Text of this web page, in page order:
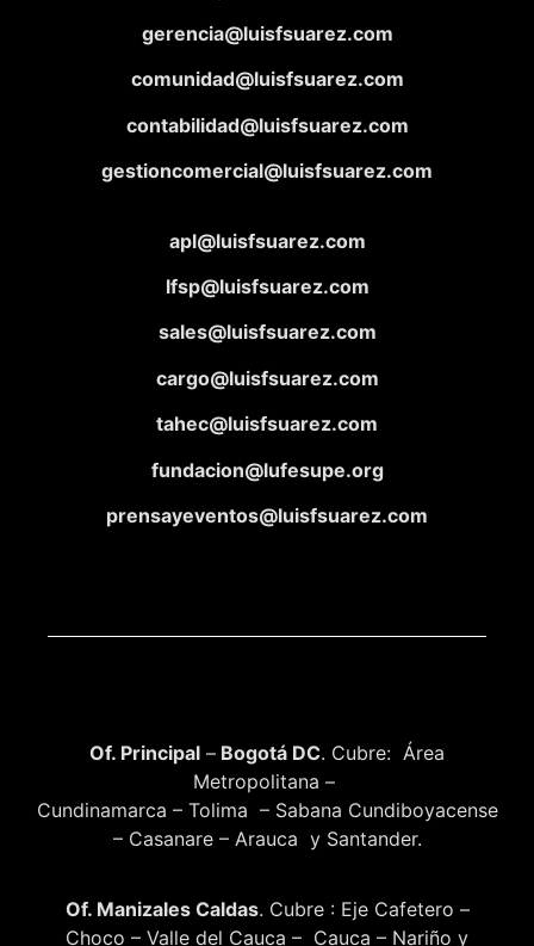
gerencia@luisfsuarez.com
comunidad@luisfsuarez.com
contabilidad@luisfsuarez.com
gestioncomercial@luisfsuarez.com
apl@luisfsuarez.com
lfsp@luisfsuarez.com
sales@luisfsuarez.com
cargo@luisfsuarez.com
tahec@luisfsuarez.com
fundacion@lufesupe.org
prensayeventos@luisfsuarez.com
Of. Principal – Bogotá DC. Cubre: Área
Metropolitana –
Cundinamarca – Tolima – Sabana Cundiboyacense
– Casanare – Arauca y Santander.
Of. Manizales Caldas. Cubre : Eje Cafetero –
Choco – Valle del Cauca – Cauca – Nariño y